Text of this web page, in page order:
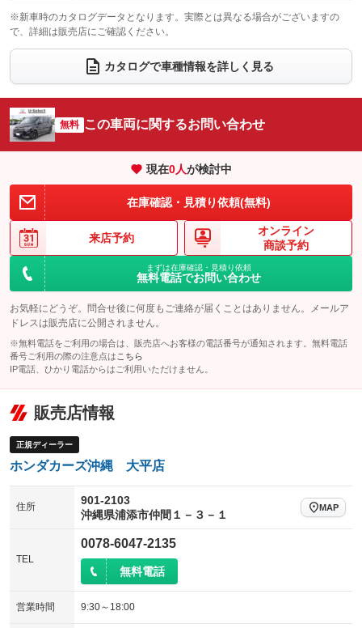
：装備なし ：装備あり
ウォークスルー
：装備なし
電動リアゲート フロントカメラ
：装備なし
：装備なし ：装備なし
サイドカメラ
：装備なし ルーフレール
：装備なし
：装備なし
：装備なし
※新車時のカタログデータとなります。実際とは異なる場合がございますの
で、詳細は販売店にご確認ください。
カタログで車種情報を詳しく見る
無料 この車両に関するお問い合わせ
現在0人が検討中
在庫確認・見積り依頼(無料)
来店予約
オンライン
商談予約
まずは在庫確認・見積り依頼
無料電話でお問い合わせ
お気軽にどうぞ。問合せ後に何度もご連絡が届くことはありません。メールア
ドレスは販売店に公開されません。
※無料電話をご利用の場合は、販売店へお客様の電話番号が通知されます。無料電話
番号ご利用の際の注意点は こちら
IP電話、ひかり電話からはご利用いただけません。
販売店情報
正規ディーラー
ホンダカーズ沖縄 大平店
住所
901-2103
沖縄県浦添市仲間１－３－１
MAP
TEL
0078-6047-2135
無料電話
営業時間 9:30～18:00